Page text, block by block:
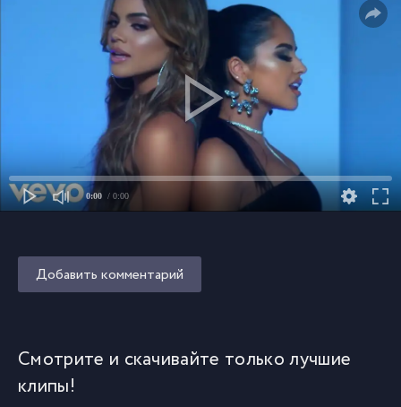
0:00 / 0:00
Добавить комментарий
Смотрите и скачивайте только лучшие
клипы!